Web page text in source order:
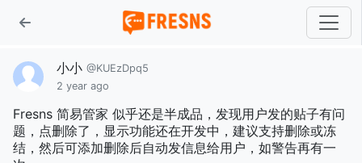
小小 @KUEzDpq5
2 year ago
Fresns 简易管家 似乎还是半成品，发现用户发的贴子有问
题，点删除了，显示功能还在开发中，建议支持删除或冻
结，然后可添加删除后自动发信息给用户，如警告再有一